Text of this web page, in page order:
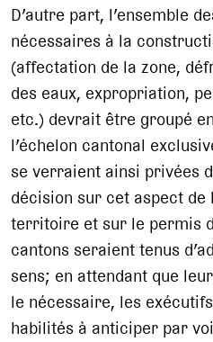
D’autre part, l’ensemble
nécessaires à la
(affectation de la zone,
des eaux, expropriation,
etc.) devrait être groupé
l’échelon cantonal
se verraient ainsi privées
décision sur cet aspect de
territoire et sur le permis
cantons seraient tenus
sens; en attendant que
le nécessaire, les
habilités à anticiper par